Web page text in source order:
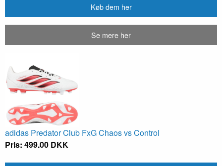
Køb dem her
Se mere her
adidas Predator Club FxG Chaos vs Control
Pris: 499.00 DKK